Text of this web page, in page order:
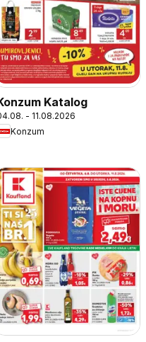
Katalog
- 11.08.2026
Konzum